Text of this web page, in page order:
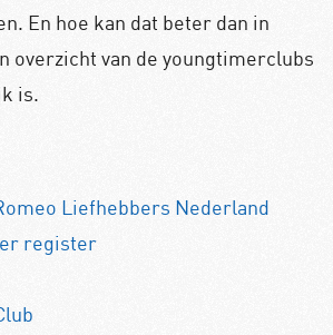
En hoe kan dat beter dan in
overzicht van de youngtimerclubs
is.
Liefhebbers Nederland
register